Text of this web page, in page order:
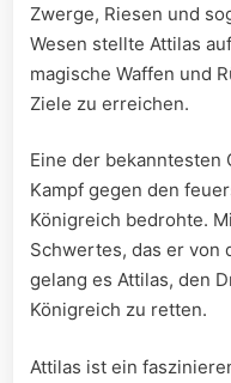
Zwerge, Riesen und​
Wesen stellte Attilas
magische Waffen und
⁤Ziele zu ‍erreichen.
Eine der bekanntesten
Kampf⁢ gegen den
⁣Königreich bedrohte.
Schwertes, das er‍ von
gelang ⁢es Attilas, ⁢den
Königreich zu⁢ retten.
Attilas ist ein